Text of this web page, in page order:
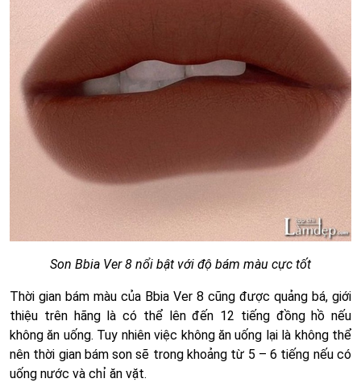
Son Bbia Ver 8 nổi bật với độ bám màu cực tốt
Thời gian bám màu của Bbia Ver 8 cũng được quảng bá, giới
thiệu trên hãng là có thể lên đến 12 tiếng đồng hồ nếu
không ăn uống. Tuy nhiên việc không ăn uống lại là không thể
nên thời gian bám son sẽ trong khoảng từ 5 – 6 tiếng nếu có
uống nước và chỉ ăn vặt.